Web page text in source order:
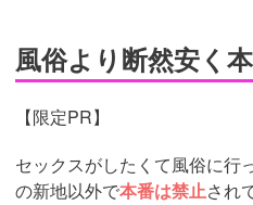
風俗より断然安く
【限定PR】
セックスがしたくて風俗に行
の新地以外で本番は禁止され